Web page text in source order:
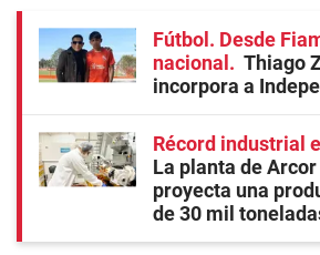
Fútbol. Desde
nacional
Thiago
incorpora a
Récord industrial
La planta de
proyecta una
de 30 mil